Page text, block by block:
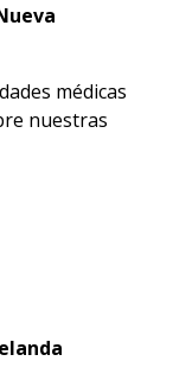
médicas
nuestras